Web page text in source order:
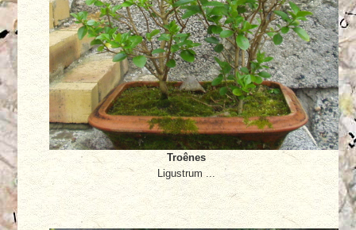
Troênes
Ligustrum ...